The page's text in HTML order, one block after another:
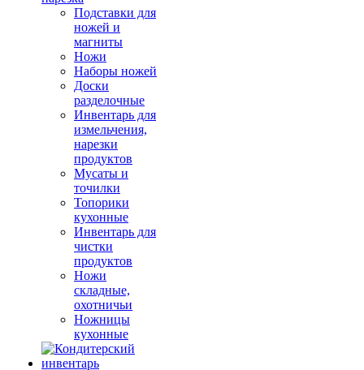
Подставки для
ножей и
магниты
Ножи
Наборы ножей
Доски
разделочные
Инвентарь для
измельчения,
нарезки
продуктов
Мусаты и
точилки
Топорики
кухонные
Инвентарь для
чистки
продуктов
Ножи
складные,
охотничьи
Ножницы
кухонные